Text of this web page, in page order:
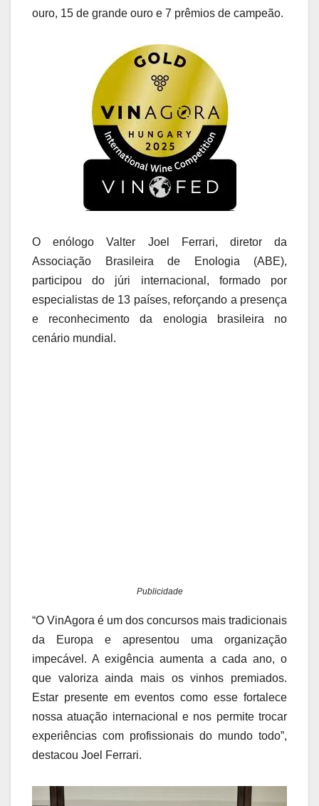
ouro, 15 de grande ouro e 7 prêmios de campeão.
O enólogo Valter Joel Ferrari, diretor da
Associação Brasileira de Enologia (ABE),
participou do júri internacional, formado por
especialistas de 13 países, reforçando a presença
e reconhecimento da enologia brasileira no
cenário mundial.
Publicidade
“O VinAgora é um dos concursos mais tradicionais
da Europa e apresentou uma organização
impecável. A exigência aumenta a cada ano, o
que valoriza ainda mais os vinhos premiados.
Estar presente em eventos como esse fortalece
nossa atuação internacional e nos permite trocar
experiências com profissionais do mundo todo”,
destacou Joel Ferrari.